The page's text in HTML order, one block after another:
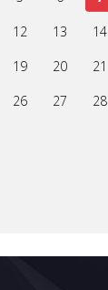
12 13 14
19 20 21
26 27 28